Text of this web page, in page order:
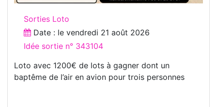
Sorties Loto
Date : le vendredi 21 août 2026
Idée sortie n° 343104
Loto avec 1200€ de lots à gagner dont un
baptême de l’air en avion pour trois personnes